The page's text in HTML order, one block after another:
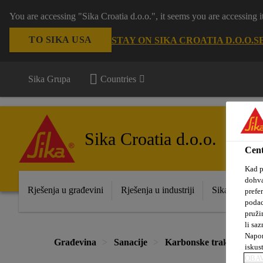
You are accessing "Sika Croatia d.o.o.", it seems you are
TO SIKA USA STAY ON SIKA CROATIA D.O.O.
Sika Grupa Countries
Sika Croatia d.o.o.
Rješenja u građevini Rješenja u industriji Sika
Građevina Sanacije Karbonske trake i
Kad
li